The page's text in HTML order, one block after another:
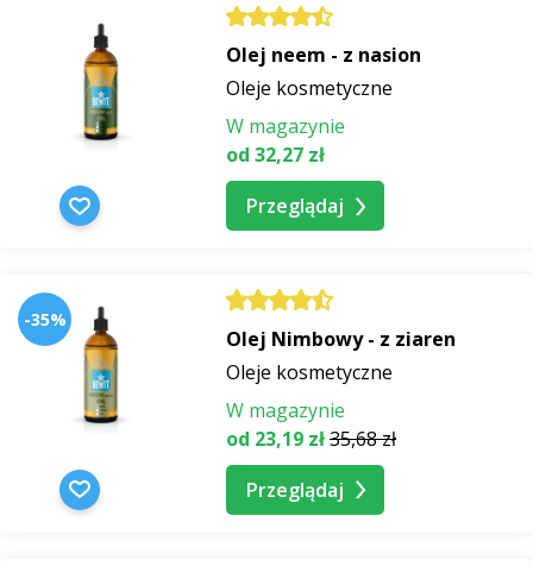
Olej neem - z nasion
Oleje kosmetyczne
W magazynie
od 32,27 zł
Przeglądaj
-35%
Olej Nimbowy - z ziaren
Oleje kosmetyczne
W magazynie
od 23,19 zł35,68 zł
Przeglądaj